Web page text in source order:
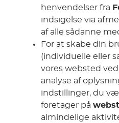
henvendelser fra
indsigelse via
af alle sådanne
For at skabe din
(individuelle eller
vores websted
analyse af
indstillinger, du
foretager på
almindelige